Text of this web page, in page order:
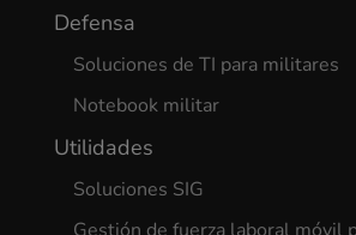
Defensa
Soluciones de TI para militares
Notebook militar
Utilidades
Soluciones SIG